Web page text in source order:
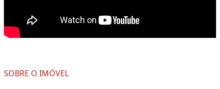
SOBRE O IMÓVEL